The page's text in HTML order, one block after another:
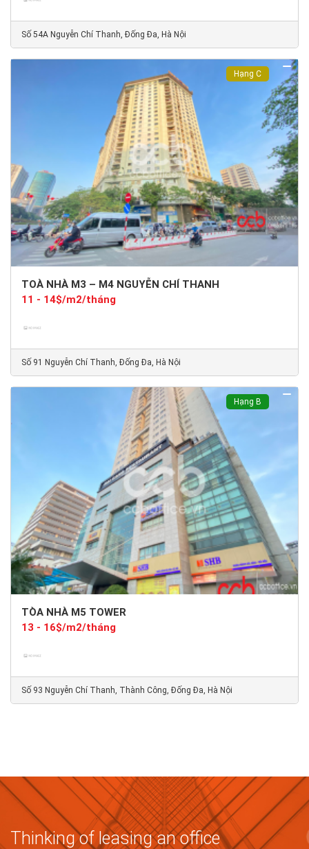
Số 54A Nguyễn Chí Thanh, Đống Đa, Hà Nội
Hạng C
TOÀ NHÀ M3 – M4 NGUYỄN CHÍ THANH
11 - 14$/m2/tháng
Số 91 Nguyễn Chí Thanh, Đống Đa, Hà Nội
Hạng B
TÒA NHÀ M5 TOWER
13 - 16$/m2/tháng
Số 93 Nguyễn Chí Thanh, Thành Công, Đống Đa, Hà Nội
Thinking of leasing an office